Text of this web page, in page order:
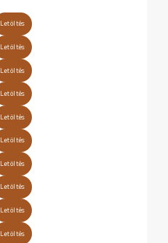
Letöltés
Letöltés
Letöltés
Letöltés
Letöltés
Letöltés
Letöltés
Letöltés
Letöltés
Letöltés